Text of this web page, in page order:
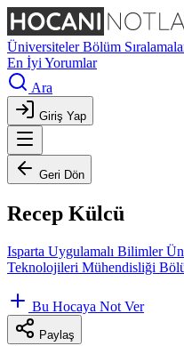
ÜniversitelerBölüm
En İyi Yorumlar
Ara
Giriş Yap
Geri Dön
Recep Külcü
Isparta Uygulamalı Bilimler
Teknolojileri Mühendisliği
Bu Hocaya Not Ver
Paylaş